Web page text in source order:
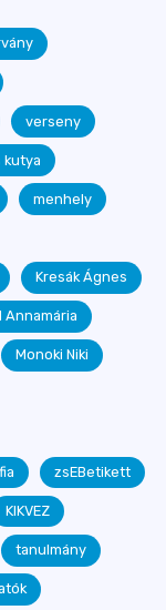
verseny
kutya
menhely
Kresák Ágnes
Annamária
Monoki Niki
zsEBetikett
KIKVEZ
tanulmány